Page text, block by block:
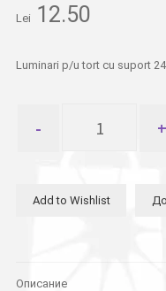
Lei 12.50
Luminari p/u tort cu suport
товара
5,5см
Add to Wishlist
Описание